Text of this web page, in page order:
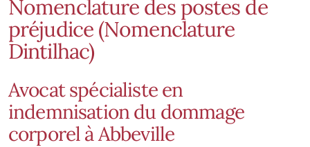
Nomenclature des postes de
préjudice (Nomenclature
Dintilhac)
Avocat spécialiste en
indemnisation du dommage
corporel à Abbeville